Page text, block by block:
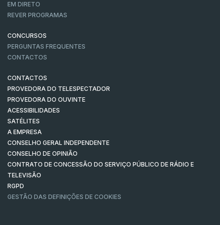
EM DIRETO
REVER PROGRAMAS
CONCURSOS
PERGUNTAS FREQUENTES
CONTACTOS
CONTACTOS
PROVEDORA DO TELESPECTADOR
PROVEDORA DO OUVINTE
ACESSIBILIDADES
SATÉLITES
A EMPRESA
CONSELHO GERAL INDEPENDENTE
CONSELHO DE OPINIÃO
CONTRATO DE CONCESSÃO DO SERVIÇO PÚBLICO DE RÁDIO E
TELEVISÃO
RGPD
GESTÃO DAS DEFINIÇÕES DE COOKIES